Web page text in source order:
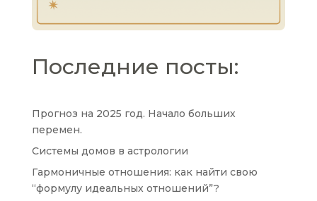
Последние посты:
Прогноз на 2025 год. Начало больших
перемен.
Системы домов в астрологии
Гармоничные отношения: как найти свою
“формулу идеальных отношений”?